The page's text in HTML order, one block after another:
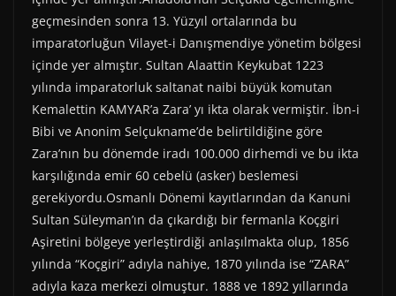
geçmesinden sonra 13. Yüzyıl ortalarında bu
imparatorluğun Vilayet-i Danışmendiye yönetim bölgesi
içinde yer almıştır. Sultan Alaattin Keykubat 1223
yılında imparatorluk saltanat naibi büyük komutan
Kemalettin KAMYAR’a Zara’ yı ikta olarak vermiştir. İbn-i
Bibi ve Anonim Selçukname’de belirtildiğine göre
Zara’nın bu dönemde iradı 100.000 dirhemdi ve bu ikta
karşılığında emir 60 cebelü (asker) beslemesi
gerekiyordu.Osmanlı Dönemi kayıtlarından da Kanuni
Sultan Süleyman’ın da çıkardığı bir fermanla Koçgiri
Aşiretini bölgeye yerleştirdiği anlaşılmakta olup, 1856
yılında “Koçgiri” adıyla nahiye, 1870 yılında ise “ZARA”
adıyla kaza merkezi olmuştur. 1888 ve 1892 yıllarında